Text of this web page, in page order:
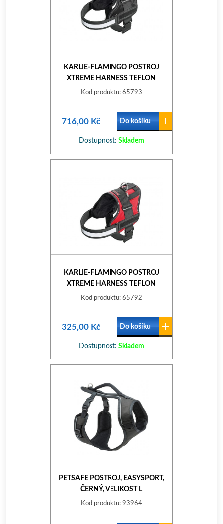
KARLIE-FLAMINGO POSTROJ
XTREME HARNESS TEFLON
ČERNÝ, 80-100CM
Kod produktu: 65793
716,00 Kč Do košíku
Dostupnost: Skladem
KARLIE-FLAMINGO POSTROJ
XTREME HARNESS TEFLON
ČERVENÝ, 44-50CM
Kod produktu: 65792
325,00 Kč Do košíku
Dostupnost: Skladem
PETSAFE POSTROJ, EASYSPORT,
ČERNÝ, VELIKOST L
Kod produktu: 93964